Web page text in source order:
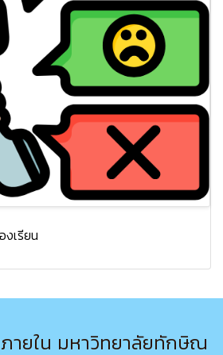
งเรียน
ายใน มหาวิทยาลัยทักษิณ